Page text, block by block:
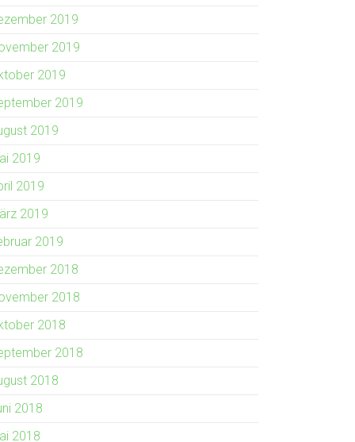
2019
2019
2019
2019
2019
2019
2019
2019
2019
2018
2018
2018
2018
2018
2018
2018